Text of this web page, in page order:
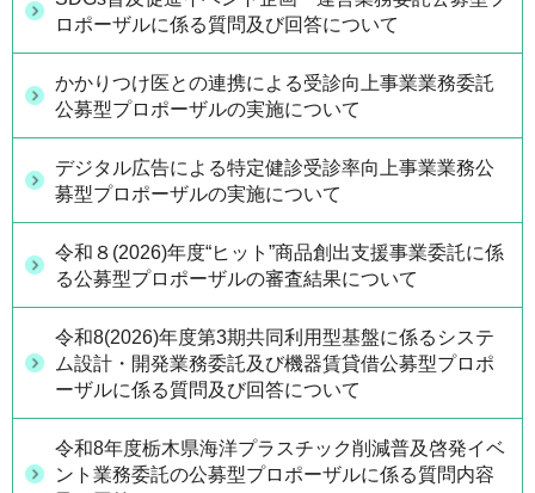
ロポーザルに係る質問及び回答について
かかりつけ医との連携による受診向上事業業務委託
公募型プロポーザルの実施について
デジタル広告による特定健診受診率向上事業業務公
募型プロポーザルの実施について
令和８(2026)年度“ヒット”商品創出支援事業委託に係
る公募型プロポーザルの審査結果について
令和8(2026)年度第3期共同利用型基盤に係るシステ
ム設計・開発業務委託及び機器賃貸借公募型プロポ
ーザルに係る質問及び回答について
令和8年度栃木県海洋プラスチック削減普及啓発イベ
ント業務委託の公募型プロポーザルに係る質問内容